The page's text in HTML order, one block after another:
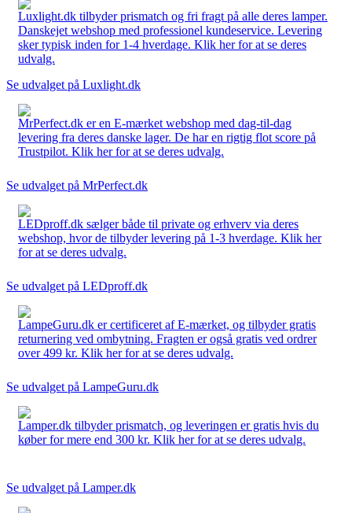
Luxlight.dk tilbyder prismatch og fri fragt på alle deres lamper.
Danskejet webshop med professionel kundeservice. Levering
sker typisk inden for 1-4 hverdage. Klik her for at se deres
udvalg.
Se udvalget på Luxlight.dk
MrPerfect.dk er en E-mærket webshop med dag-til-dag
levering fra deres danske lager. De har en rigtig flot score på
Trustpilot. Klik her for at se deres udvalg.
Se udvalget på MrPerfect.dk
LEDproff.dk sælger både til private og erhverv via deres
webshop, hvor de tilbyder levering på 1-3 hverdage. Klik her
for at se deres udvalg.
Se udvalget på LEDproff.dk
LampeGuru.dk er certificeret af E-mærket, og tilbyder gratis
returnering ved ombytning. Fragten er også gratis ved ordrer
over 499 kr. Klik her for at se deres udvalg.
Se udvalget på LampeGuru.dk
Lamper.dk tilbyder prismatch, og leveringen er gratis hvis du
køber for mere end 300 kr. Klik her for at se deres udvalg.
Se udvalget på Lamper.dk